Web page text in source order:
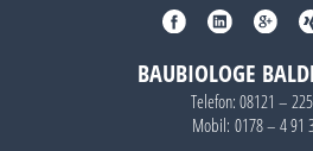
BAUBIOLOGE
Telefon: 08121 –
Mobil: 0178 – 4 91